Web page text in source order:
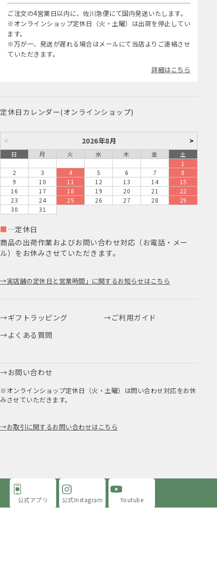
ご注文の4営業日以内に、佐川急便にて国内発送いたします。
※オンラインショップ定休日（火・土曜）は出荷を停止してい
ます。
※万が一、発送が遅れる場合はメールにて当店よりご連絡させ
ていただきます。
詳細はこちら
定休日カレンダー(オンラインショップ)
< 2026年8月 >
日 月 火 水 木 金
土
1
2
3 4 5 6 7
8
9
10 11 12 13 14
15
16
17 18 19 20 21
22
23
24 25 26 27 28
29
30
31
■ …定休日
商品の出荷作業およびお問い合わせ対応（お電話・メー
ル）をお休みさせていただきます。
実店舗の定休日と営業時間」に関するお知らせはこちら
ギフトラッピング
ご利用ガイド
よくある質問
お問い合わせ
※オンラインショップ定休日（火・土曜）は問い合わせ対応をお休
みさせていただきます。
お取引に関するお問い合わせはこちら
公式アプリ 公式Instagram Youtube